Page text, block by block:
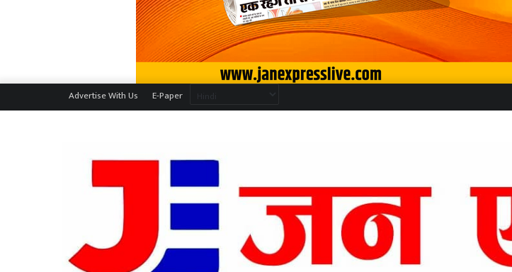
Advertise With Us E-Paper